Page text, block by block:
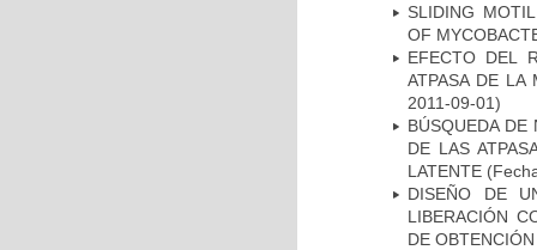
SLIDING
OF
EFECTO DEL
ATPASA DE LA
2011-09-01)
BÚSQUEDA DE
DE LAS
LATENTE
DISEÑO DE
LIBERACIÓN
DE